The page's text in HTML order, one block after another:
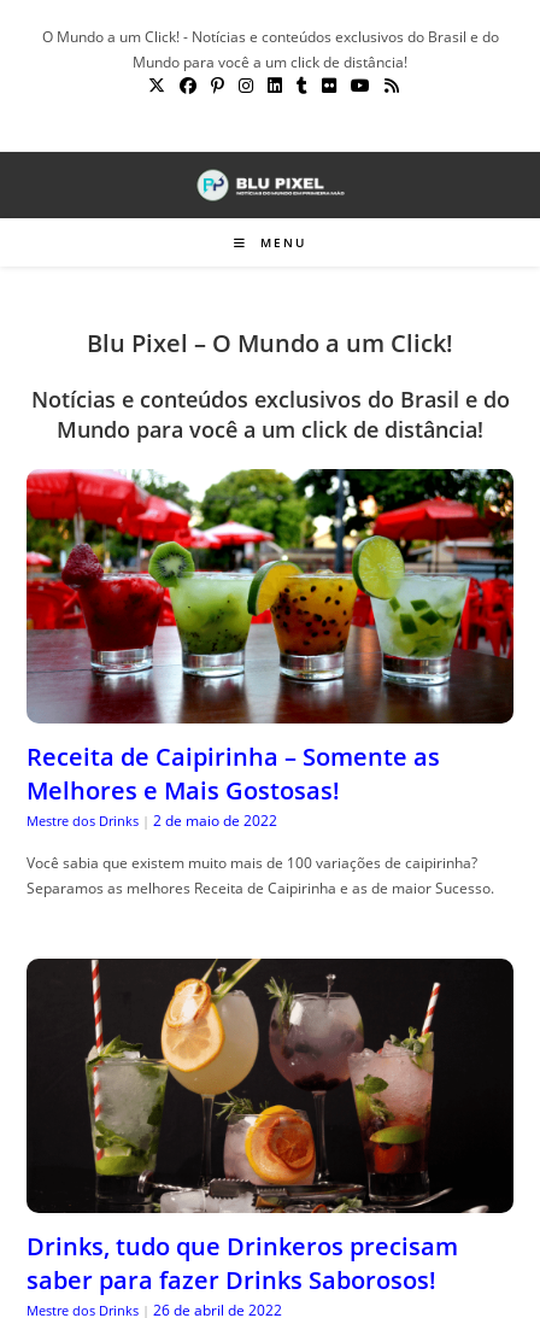
O Mundo a um Click! - Notícias e conteúdos exclusivos do Brasil e do
Mundo para você a um click de distância!
MENU
Blu Pixel – O Mundo a um Click!
Notícias e conteúdos exclusivos do Brasil e do
Mundo para você a um click de distância!
Receita de Caipirinha – Somente as
Melhores e Mais Gostosas!
Mestre dos Drinks | 2 de maio de 2022
Você sabia que existem muito mais de 100 variações de caipirinha?
Separamos as melhores Receita de Caipirinha e as de maior Sucesso.
Drinks, tudo que Drinkeros precisam
saber para fazer Drinks Saborosos!
Mestre dos Drinks | 26 de abril de 2022